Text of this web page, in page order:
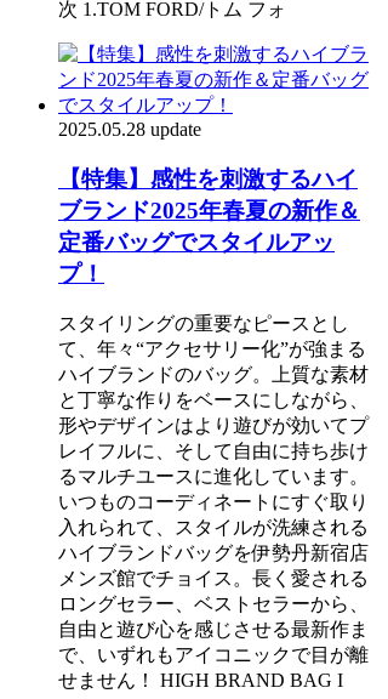
次 1.TOM FORD/トム フォ
2025.05.28 update
【特集】感性を刺激するハイ
ブランド2025年春夏の新作＆
定番バッグでスタイルアッ
プ！
スタイリングの重要なピースとし
て、年々“アクセサリー化”が強まる
ハイブランドのバッグ。上質な素材
と丁寧な作りをベースにしながら、
形やデザインはより遊びが効いてプ
レイフルに、そして自由に持ち歩け
るマルチユースに進化しています。
いつものコーディネートにすぐ取り
入れられて、スタイルが洗練される
ハイブランドバッグを伊勢丹新宿店
メンズ館でチョイス。長く愛される
ロングセラー、ベストセラーから、
自由と遊び心を感じさせる最新作ま
で、いずれもアイコニックで目が離
せません！ HIGH BRAND BAG I